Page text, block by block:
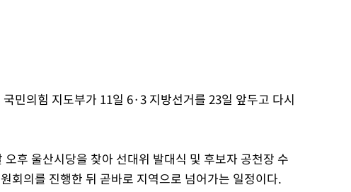
민의힘 지도부가 11일 6·3 지방선거를 23일 앞두고 다시
후 울산시당을 찾아 선대위 발대식 및 후보자 공천장 수
회의를 진행한 뒤 곧바로 지역으로 넘어가는 일정이다.